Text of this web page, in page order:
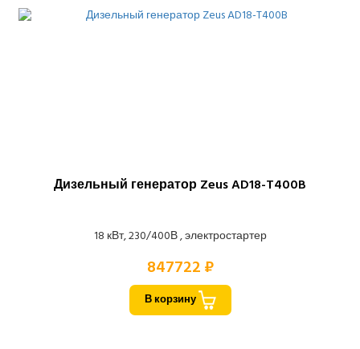
Дизельный генератор Zeus AD18-T400B
18 кВт, 230/400В , электростартер
847722 ₽
В корзину